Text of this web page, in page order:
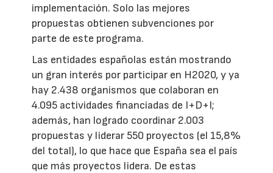
implementación. Solo las mejores
propuestas obtienen subvenciones por
parte de este programa.
Las entidades españolas están mostrando
un gran interés por participar en H2020, y ya
hay 2.438 organismos que colaboran en
4.095 actividades financiadas de I+D+I;
además, han logrado coordinar 2.003
propuestas y liderar 550 proyectos (el 15,8%
del total), lo que hace que España sea el país
que más proyectos lidera. De estas